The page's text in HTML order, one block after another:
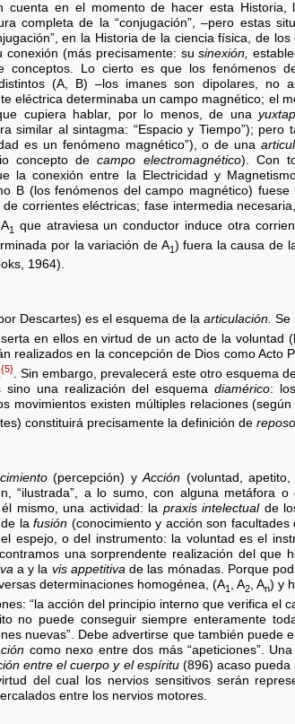
cuenta en el momento de hacer esta Historia,
completa de la “conjugación”, –pero estas
en la Historia de la ciencia física, de
conexión (más precisamente: susinexión,
Lo cierto es que los fenómenos
(A, B) –los imanes son dipolares, no
eléctrica determinaba un campo magnético; el
cupiera hablar, por lo menos, de una
similar al sintagma: “Espacio y Tiempo”);
es un fenómeno magnético”), o de una
concepto decampo electromagnético). Con
la conexión entre la Electricidad y
B (los fenómenos del campo magnético)
de corrientes eléctricas; fase intermedia
1 que atraviesa un conductor induce otra
por la variación de A1) fuera la causa de
1964).
Descartes) es el esquema de la articulación. Se
en ellos en virtud de un acto de la voluntad
realizados en la concepción de Dios como Acto
{5}. Sin embargo, prevalecerá este otro esquema
una realización del esquema diamérico:
movimientos existen múltiples relaciones
constituirá precisamente la definición de
(percepción) yAcción (voluntad,
“ilustrada”, a lo sumo, con alguna metáfora
mismo, una actividad: la praxis intelectualde
de lafusión (conocimiento y acción son
espejo, o del instrumento: la voluntad es el
una sorprendente realización del que
a y la vis appetitivade las mónadas. Porque
determinaciones homogénea, (A1 , A2, An) y
“la acción del principio interno que verifica el
no puede conseguir siempre enteramente
nuevas”. Debe advertirse que también puede
como nexo entre dos más “apeticiones”.
entre el cuerpo y el espíritu(896) acaso pueda
del cual los nervios sensitivos serán
entre los nervios motores.